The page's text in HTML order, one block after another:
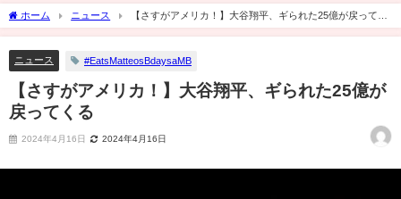
ホーム ニュース
【さすがアメリカ！】大谷翔平、ギられた25億が戻ってく
る
ニュース #EatsMatteosBdaysaMB
【さすがアメリカ！】大谷翔平、ギられた25億が
戻ってくる
2024年4月16日 2024年4月16日